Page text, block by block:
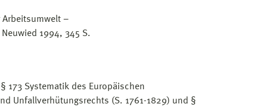
Arbeitsumwelt –
1994, 345 S.
173 Systematik des Europäischen
Unfallverhütungsrechts (S. 1761-1829) und §